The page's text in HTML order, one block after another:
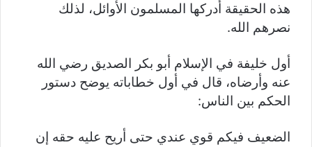
هذه الحقيقة أدركها المسلمون الأوائل، لذلك
نصرهم الله.
أول خليفة في الإسلام أبو بكر الصديق رضي الله
عنه وأرضاه، قال في أول خطاباته يوضح دستور
الحكم بين الناس:
الضعيف فيكم قوي عندي حتى أريح عليه حقه إن